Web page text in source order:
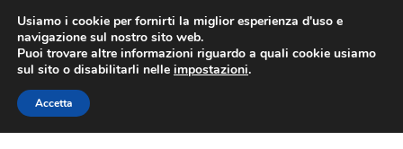
CONSEGNA da 7 EUR
Lun-Ven 9:00 - 16:00/800 580 290
Vai
alla
navigazione
Vai
al
contenuto
Usiamo i cookie per fornirti la miglior esperienza d'uso e
navigazione sul nostro sito web.
Puoi trovare altre informazioni riguardo a quali cookie usiamo
sul sito o disabilitarli nelle impostazioni.
Accetta